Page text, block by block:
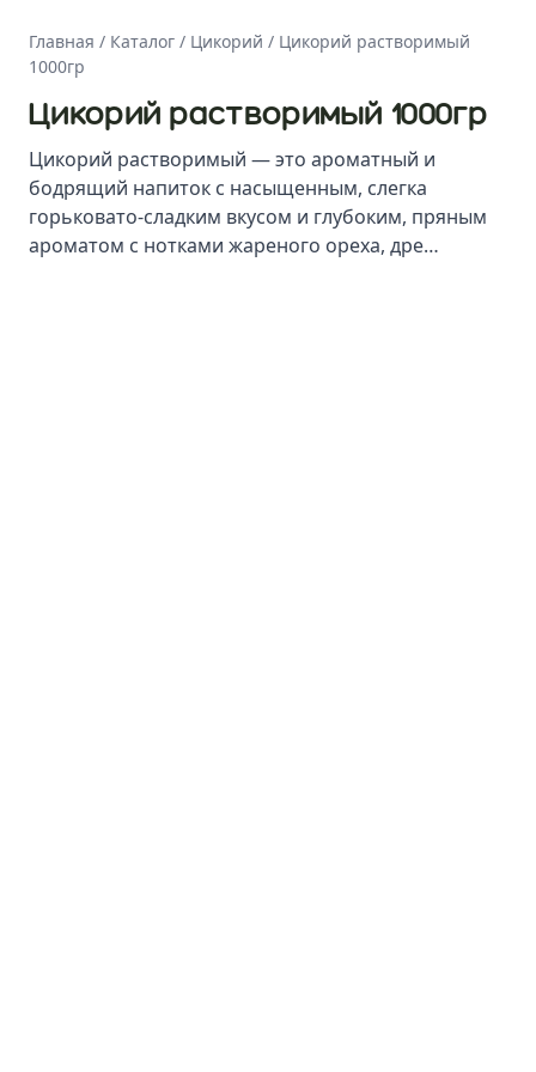
Главная / Каталог / Цикорий / Цикорий растворимый
1000гр
Цикорий растворимый 1000гр
Цикорий растворимый — это ароматный и
бодрящий напиток с насыщенным, слегка
горьковато-сладким вкусом и глубоким, пряным
ароматом с нотками жареного ореха, дре…